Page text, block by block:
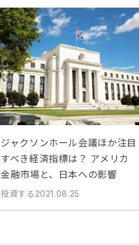
ジャクソンホール会議ほか注目
すべき経済指標は？ アメリカ
金融市場と、日本への影響
投資する 2021.08.25